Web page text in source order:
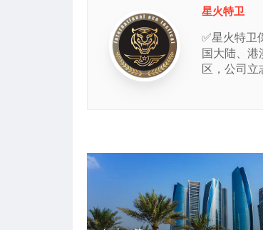
星火特卫
✅星火特卫
国大陆、
区，公司立